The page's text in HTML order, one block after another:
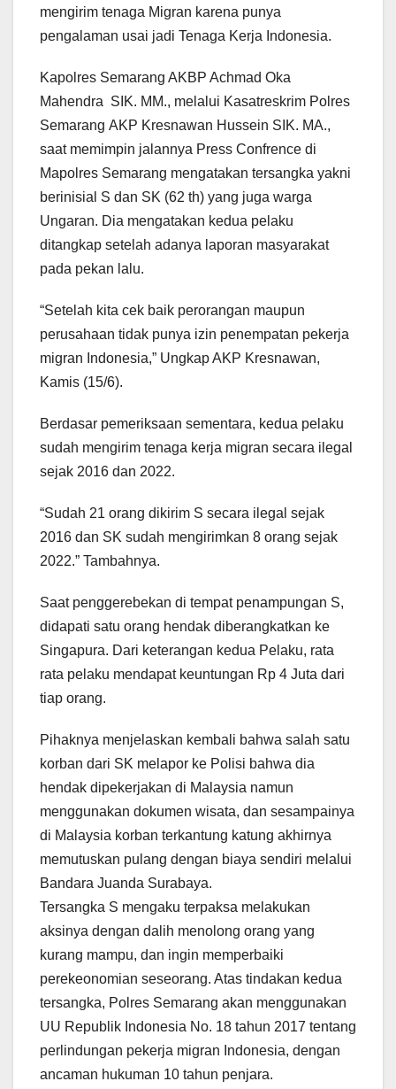
mengirim tenaga Migran karena punya
pengalaman usai jadi Tenaga Kerja Indonesia.
Kapolres Semarang AKBP Achmad Oka
Mahendra SIK. MM., melalui Kasatreskrim Polres
Semarang AKP Kresnawan Hussein SIK. MA.,
saat memimpin jalannya Press Confrence di
Mapolres Semarang mengatakan tersangka yakni
berinisial S dan SK (62 th) yang juga warga
Ungaran. Dia mengatakan kedua pelaku
ditangkap setelah adanya laporan masyarakat
pada pekan lalu.
“Setelah kita cek baik perorangan maupun
perusahaan tidak punya izin penempatan pekerja
migran Indonesia,” Ungkap AKP Kresnawan,
Kamis (15/6).
Berdasar pemeriksaan sementara, kedua pelaku
sudah mengirim tenaga kerja migran secara ilegal
sejak 2016 dan 2022.
“Sudah 21 orang dikirim S secara ilegal sejak
2016 dan SK sudah mengirimkan 8 orang sejak
2022.” Tambahnya.
Saat penggerebekan di tempat penampungan S,
didapati satu orang hendak diberangkatkan ke
Singapura. Dari keterangan kedua Pelaku, rata
rata pelaku mendapat keuntungan Rp 4 Juta dari
tiap orang.
Pihaknya menjelaskan kembali bahwa salah satu
korban dari SK melapor ke Polisi bahwa dia
hendak dipekerjakan di Malaysia namun
menggunakan dokumen wisata, dan sesampainya
di Malaysia korban terkantung katung akhirnya
memutuskan pulang dengan biaya sendiri melalui
Bandara Juanda Surabaya.
Tersangka S mengaku terpaksa melakukan
aksinya dengan dalih menolong orang yang
kurang mampu, dan ingin memperbaiki
perekeonomian seseorang. Atas tindakan kedua
tersangka, Polres Semarang akan menggunakan
UU Republik Indonesia No. 18 tahun 2017 tentang
perlindungan pekerja migran Indonesia, dengan
ancaman hukuman 10 tahun penjara.